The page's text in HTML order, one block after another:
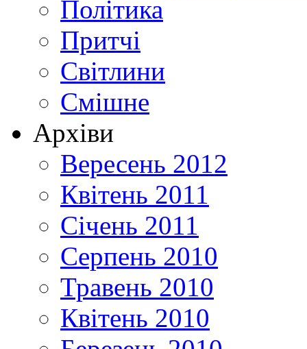
Політика
Притчі
Світлини
Смішне
Архіви
Вересень 2012
Квітень 2011
Січень 2011
Серпень 2010
Травень 2010
Квітень 2010